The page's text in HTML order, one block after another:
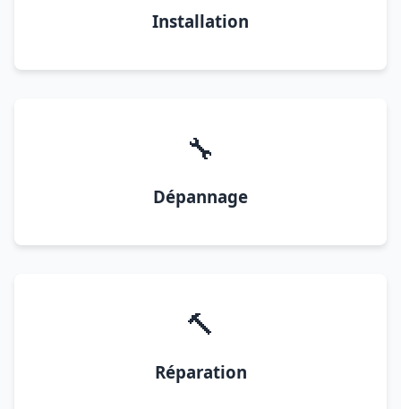
Installation
🔧
Dépannage
🔨
Réparation